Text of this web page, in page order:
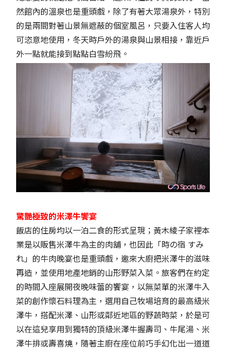
然館內的溫泉也是重頭戲，除了有著大眾湯泉外，特別
的是兩間對著山景無遮蔽的個室風呂，只要入住客人均
可恣意地使用，冬天時戶外的湯泉與山景相接，靠近戶
外一點就能接到點點白雪紛飛。
驚艷極致的米澤牛饗宴
飯店的住房均以一泊二食的形式呈現；黃木綾子家裡本
業是以販售米澤牛為主的肉舖，也因此「時の宿 すみ
れ」的牛肉晚宴也是重頭戲，邀來大廚把米澤牛的滋味
再造，並使用地產地銷的山形野菜入菜。旅客們在約定
的時間入座展開夜晚味蕾的饗宴，以無菜單的米澤牛入
菜的創作懷石料理為主，選用自己牧場培育的最高級米
澤牛，搭配米澤、山形或鄰近地區的野蔬時菜，於是可
以在這兒享用到獨特的頂級米澤牛握壽司、牛尾湯、米
澤牛排或壽喜燒，隨著主廚在座位前巧手幻化出一道道